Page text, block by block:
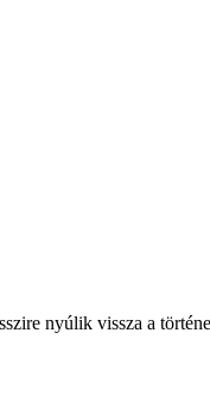
nyúlik vissza a